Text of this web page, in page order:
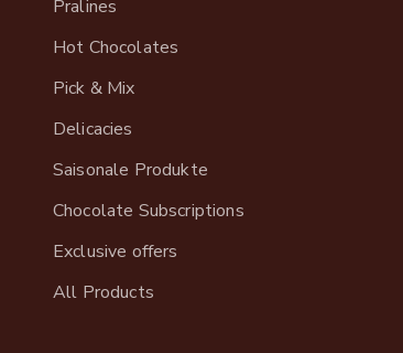
Pralines
Hot Chocolates
Pick & Mix
Delicacies
Saisonale Produkte
Chocolate Subscriptions
Exclusive offers
All Products